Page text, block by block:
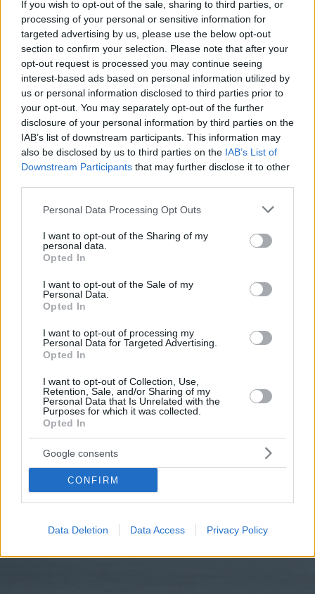
If you wish to opt-out of the sale, sharing to third parties, or
processing of your personal or sensitive information for
targeted advertising by us, please use the below opt-out
section to confirm your selection. Please note that after your
opt-out request is processed you may continue seeing
interest-based ads based on personal information utilized by
us or personal information disclosed to third parties prior to
your opt-out. You may separately opt-out of the further
disclosure of your personal information by third parties on the
IAB’s list of downstream participants. This information may
also be disclosed by us to third parties on the IAB’s List of
Downstream Participants that may further disclose it to other
Please note that this website/app uses one or more Google
not limited to your visit or usage behaviour. You may click to
grant or deny consent to Google and its third-party tags to
use your data for below specified purposes in below Google
consent section.
Personal Data Processing Opt Outs
I want to opt-out of the Sharing of my
personal data.
Opted In
I want to opt-out of the Sale of my
Personal Data.
Opted In
I want to opt-out of processing my
Personal Data for Targeted Advertising.
Opted In
I want to opt-out of Collection, Use,
Retention, Sale, and/or Sharing of my
Personal Data that Is Unrelated with the
Purposes for which it was collected.
Opted In
Google consents
CONFIRM
Data Deletion Data Access Privacy Policy